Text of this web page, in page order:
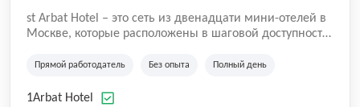
st Arbat Hotel – это сеть из двенадцати мини-отелей в
Москве, которые расположены в шаговой доступности
Семеновская, Измайловская, Ботанический сад,
Академическая, Фрунзенская, Профсоюзная и
Прямой работодатель Без опыта Полный день
1Arbat Hotel